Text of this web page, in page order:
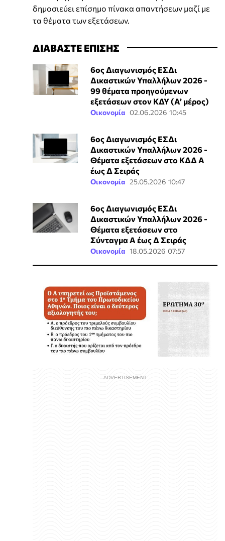
δημοσιεύει επίσημο πίνακα απαντήσεων μαζί με
τα θέματα των εξετάσεων.
ΔΙΑΒΑΣΤΕ ΕΠΙΣΗΣ
6ος Διαγωνισμός ΕΣΔι
Δικαστικών Υπαλλήλων 2026 -
99 θέματα προηγούμενων
εξετάσεων στον ΚΔΥ (Α’ μέρος)
Οικονομία 02.06.2026 10:45
6ος Διαγωνισμός ΕΣΔι
Δικαστικών Υπαλλήλων 2026 -
Θέματα εξετάσεων στο ΚΔΔ Α
έως Δ Σειράς
Οικονομία 25.05.2026 10:47
6ος Διαγωνισμός ΕΣΔι
Δικαστικών Υπαλλήλων 2026 -
Θέματα εξετάσεων στο
Σύνταγμα Α έως Δ Σειράς
Οικονομία 18.05.2026 07:57